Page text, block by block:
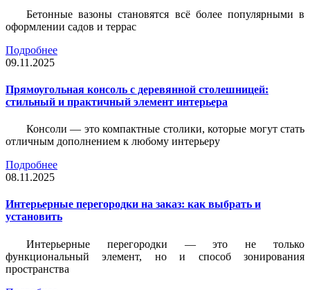
Бетонные вазоны становятся всё более популярными в
оформлении садов и террас
Подробнее
09.11.2025
Прямоугольная консоль с деревянной столешницей:
стильный и практичный элемент интерьера
Консоли — это компактные столики, которые могут стать
отличным дополнением к любому интерьеру
Подробнее
08.11.2025
Интерьерные перегородки на заказ: как выбрать и
установить
Интерьерные перегородки — это не только
функциональный элемент, но и способ зонирования
пространства